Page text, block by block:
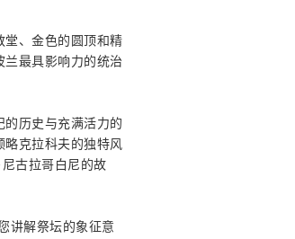
堂、金色的圆顶和精
最具影响力的统治
历史与充满活力的
克拉科夫的独特风
古拉哥白尼的故
讲解祭坛的象征意